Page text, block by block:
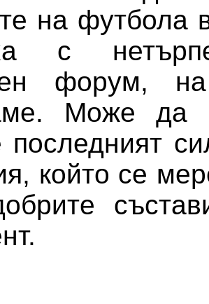
на футбола
с
форум,
Може да
последният
който се